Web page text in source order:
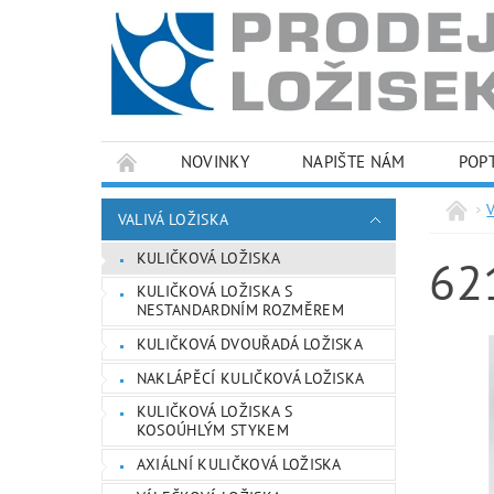
NOVINKY NAPIŠTE NÁM
PODMÍNKY OCHRANY OSOBNÍCH ÚDAJŮ
VALIVÁ LOŽISKA
KULIČKOVÁ LOŽISKA
KULIČKOVÁ LOŽISKA S
NESTANDARDNÍM ROZMĚREM
KULIČKOVÁ DVOUŘADÁ LOŽISKA
NAKLÁPĚCÍ KULIČKOVÁ LOŽISKA
KULIČKOVÁ LOŽISKA S
KOSOÚHLÝM STYKEM
AXIÁLNÍ KULIČKOVÁ LOŽISKA